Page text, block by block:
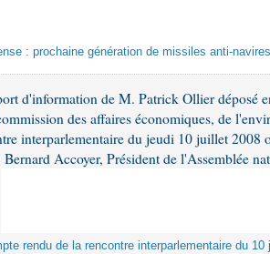
des lois
des lois
sociale
et orales
publics
: prochaine génération de missiles anti-
d'information de M. Patrick Ollier déposé
des affaires économiques, de
interparlementaire du jeudi 10 juillet 2008
Accoyer, Président de l'Assemblée
rendu de la rencontre interparlementaire du